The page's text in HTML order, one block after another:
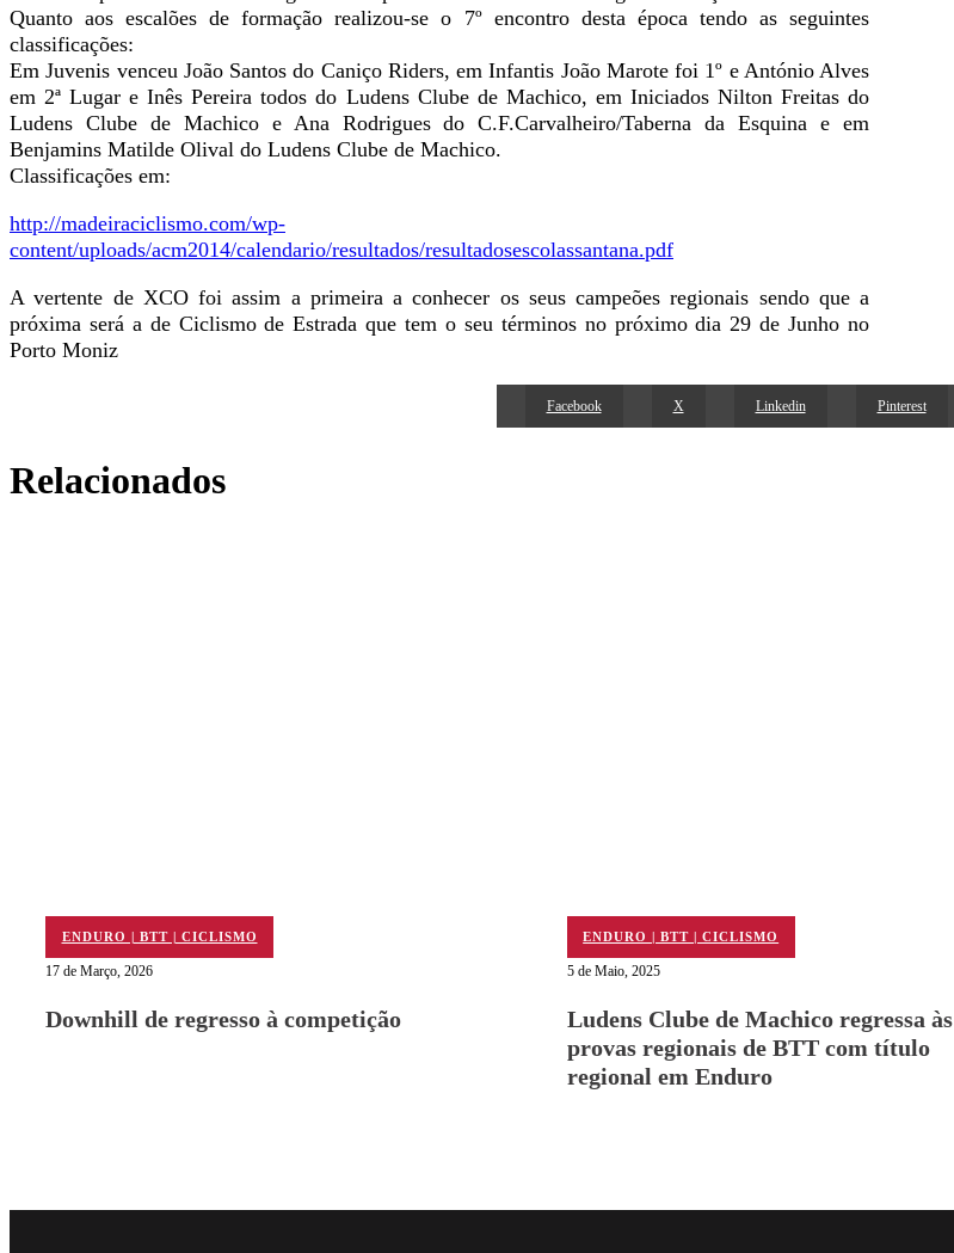
Quanto aos escalões de formação realizou-se o 7º encontro desta época tendo as seguintes
classificações:
Em Juvenis venceu João Santos do Caniço Riders, em Infantis João Marote foi 1º e António Alves
em 2ª Lugar e Inês Pereira todos do Ludens Clube de Machico, em Iniciados Nilton Freitas do
Ludens Clube de Machico e Ana Rodrigues do C.F.Carvalheiro/Taberna da Esquina e em
Benjamins Matilde Olival do Ludens Clube de Machico.
Classificações em:
http://madeiraciclismo.com/wp-
content/uploads/acm2014/calendario/resultados/resultadosescolassantana.pdf
A vertente de XCO foi assim a primeira a conhecer os seus campeões regionais sendo que a
próxima será a de Ciclismo de Estrada que tem o seu términos no próximo dia 29 de Junho no
Porto Moniz
Facebook X Linkedin Pinterest
Relacionados
ENDURO | BTT | CICLISMO
17 de Março, 2026
Downhill de regresso à competição
ENDURO | BTT | CICLISMO
5 de Maio, 2025
Ludens Clube de Machico regressa às
provas regionais de BTT com título
regional em Enduro